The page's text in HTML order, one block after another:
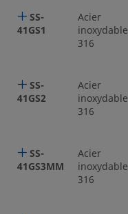
SS-
41GS1
Acier
inoxydable
316
SS-
41GS2
Acier
inoxydable
316
SS-
41GS3MM
Acier
inoxydable
316